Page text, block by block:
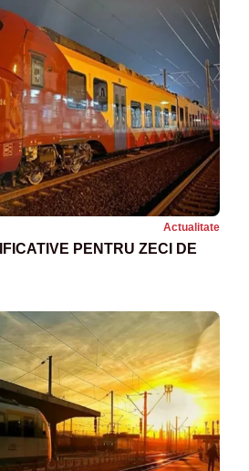
Actualitate
PENTRU ZECI DE